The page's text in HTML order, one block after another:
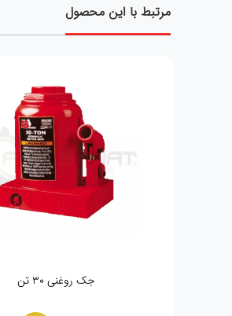
مرتبط با این محصول
جک روغنی ۳۰ تن